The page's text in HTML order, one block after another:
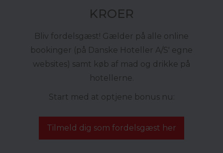
KROER
Bliv fordelsgæst! Gælder på alle online
bookinger (på Danske Hoteller A/S' egne
websites) samt køb af mad og drikke på
hotellerne.
Start med at optjene bonus nu:
Tilmeld dig som fordelsgæst her